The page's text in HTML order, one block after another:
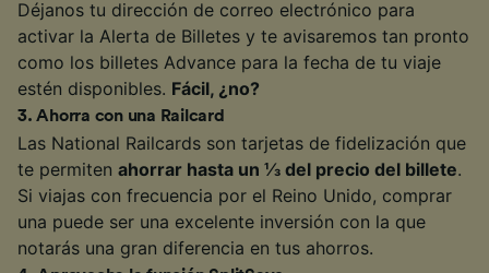
Déjanos tu dirección de correo electrónico para
activar la Alerta de Billetes y te avisaremos tan pronto
como los billetes Advance para la fecha de tu viaje
estén disponibles. Fácil, ¿no?
3.Ahorra con una Railcard
Las National Railcards son tarjetas de fidelización que
te permiten ahorrar hasta un ⅓ del precio del billete.
Si viajas con frecuencia por el Reino Unido, comprar
una puede ser una excelente inversión con la que
notarás una gran diferencia en tus ahorros.